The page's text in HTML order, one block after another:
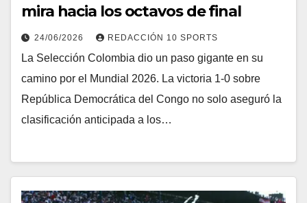
mira hacia los octavos de final
24/06/2026 REDACCIÓN 10 SPORTS
La Selección Colombia dio un paso gigante en su
camino por el Mundial 2026. La victoria 1-0 sobre
República Democrática del Congo no solo aseguró la
clasificación anticipada a los…